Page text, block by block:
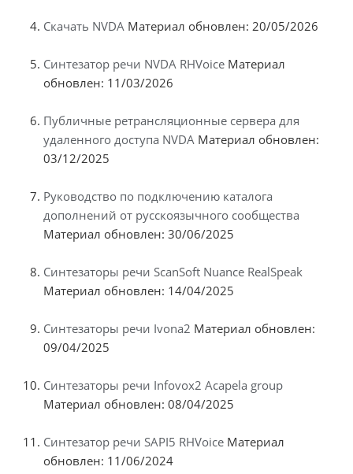
Скачать NVDA Материал обновлен: 20/05/2026
Синтезатор речи NVDA RHVoice Материал
обновлен: 11/03/2026
Публичные ретрансляционные сервера для
удаленного доступа NVDA Материал обновлен:
03/12/2025
Руководство по подключению каталога
дополнений от русскоязычного сообщества
Материал обновлен: 30/06/2025
Синтезаторы речи ScanSoft Nuance RealSpeak
Материал обновлен: 14/04/2025
Синтезаторы речи Ivona2 Материал обновлен:
09/04/2025
Синтезаторы речи Infovox2 Acapela group
Материал обновлен: 08/04/2025
Синтезатор речи SAPI5 RHVoice Материал
обновлен: 11/06/2024